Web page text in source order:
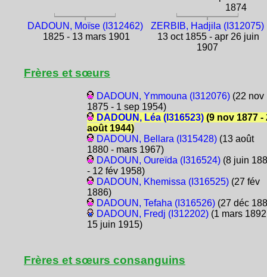
1874
DADOUN, Moïse (I312462)
1825 - 13 mars 1901
ZERBIB, Hadjila (I312075)
13 oct 1855 - apr 26 juin
1907
Frères et sœurs
DADOUN, Ymmouna (I312076)(22 nov
1875 - 1 sep 1954)
DADOUN, Léa (I316523)(9 nov 1877 -
août 1944)
DADOUN, Bellara (I315428)(13 août
1880 - mars 1967)
DADOUN, Oureïda (I316524)(8 juin
- 12 fév 1958)
DADOUN, Khemissa (I316525)(27 fév
1886)
DADOUN, Tefaha (I316526)(27 déc
DADOUN, Fredj (I312202)(1 mars
15 juin 1915)
Frères et sœurs consanguins